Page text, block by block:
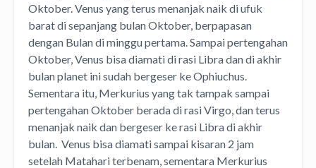
Oktober. Venus yang terus menanjak naik di ufuk
barat di sepanjang bulan Oktober, berpapasan
dengan Bulan di minggu pertama. Sampai pertengahan
Oktober, Venus bisa diamati di rasi Libra dan di akhir
bulan planet ini sudah bergeser ke Ophiuchus.
Sementara itu, Merkurius yang tak tampak sampai
pertengahan Oktober berada di rasi Virgo, dan terus
menanjak naik dan bergeser ke rasi Libra di akhir
bulan. Venus bisa diamati sampai kisaran 2 jam
setelah Matahari terbenam, sementara Merkurius